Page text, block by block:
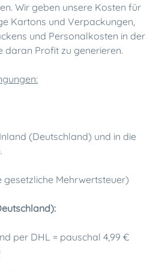
Wir geben unsere Kosten für
Kartons und Verpackungen,
und Personalkosten in der
daran Profit zu generieren.
(Deutschland) und in die
gesetzliche Mehrwertsteuer)
per DHL = pauschal 4,99 €